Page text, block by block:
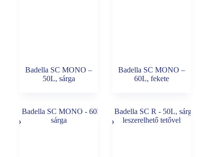
Badella SC MONO –
50L, sárga
Badella SC MONO –
60L, fekete